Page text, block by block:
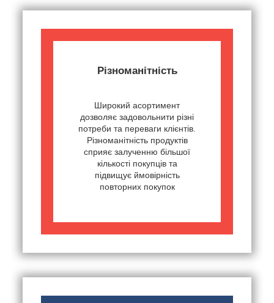
Різноманітність
Широкий асортимент
дозволяє задовольнити різні
потреби та переваги клієнтів.
Різноманітність продуктів
сприяє залученню більшої
кількості покупців та
підвищує ймовірність
повторних покупок